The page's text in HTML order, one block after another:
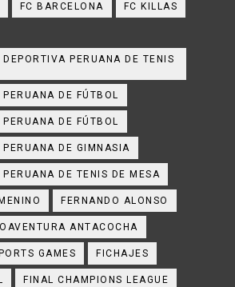
FC BARCELONA FC KILLAS
DEPORTIVA PERUANA DE TENIS
PERUANA DE FÚTBOL
PERUANA DE FÚTBOL
PERUANA DE GIMNASIA
PERUANA DE TENIS DE MESA
FERNANDO ALONSO
ANTACOCHA
GAMES FICHAJES
FINAL CHAMPIONS LEAGUE